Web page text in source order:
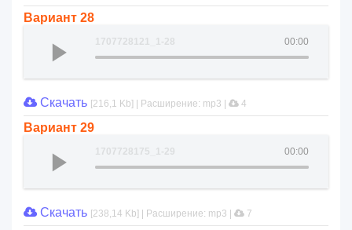
Вариант 28
00:00
1707728121_1-28
Скачать [216,1 Kb] | Расширение: mp3 | 4
Вариант 29
00:00
1707728175_1-29
Скачать [238,14 Kb] | Расширение: mp3 | 7